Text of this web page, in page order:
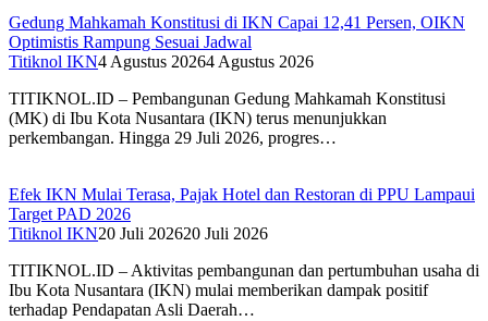
Gedung Mahkamah Konstitusi di IKN Capai 12,41 Persen, OIKN
Optimistis Rampung Sesuai Jadwal
Titiknol IKN4 Agustus 20264 Agustus 2026
TITIKNOL.ID – Pembangunan Gedung Mahkamah Konstitusi
(MK) di Ibu Kota Nusantara (IKN) terus menunjukkan
perkembangan. Hingga 29 Juli 2026, progres…
Efek IKN Mulai Terasa, Pajak Hotel dan Restoran di PPU Lampaui
Target PAD 2026‎
Titiknol IKN20 Juli 202620 Juli 2026
TITIKNOL.ID – Aktivitas pembangunan dan pertumbuhan usaha di
Ibu Kota Nusantara (IKN) mulai memberikan dampak positif
terhadap Pendapatan Asli Daerah…